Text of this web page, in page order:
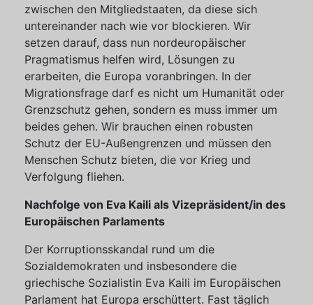
zwischen den Mitgliedstaaten, da diese sich
untereinander nach wie vor blockieren. Wir
setzen darauf, dass nun nordeuropäischer
Pragmatismus helfen wird, Lösungen zu
erarbeiten, die Europa voranbringen. In der
Migrationsfrage darf es nicht um Humanität oder
Grenzschutz gehen, sondern es muss immer um
beides gehen. Wir brauchen einen robusten
Schutz der EU-Außengrenzen und müssen den
Menschen Schutz bieten, die vor Krieg und
Verfolgung fliehen.
Nachfolge von Eva Kaili als Vizepräsident/in des
Europäischen Parlaments
Der Korruptionsskandal rund um die
Sozialdemokraten und insbesondere die
griechische Sozialistin Eva Kaili im Europäischen
Parlament hat Europa erschüttert. Fast täglich